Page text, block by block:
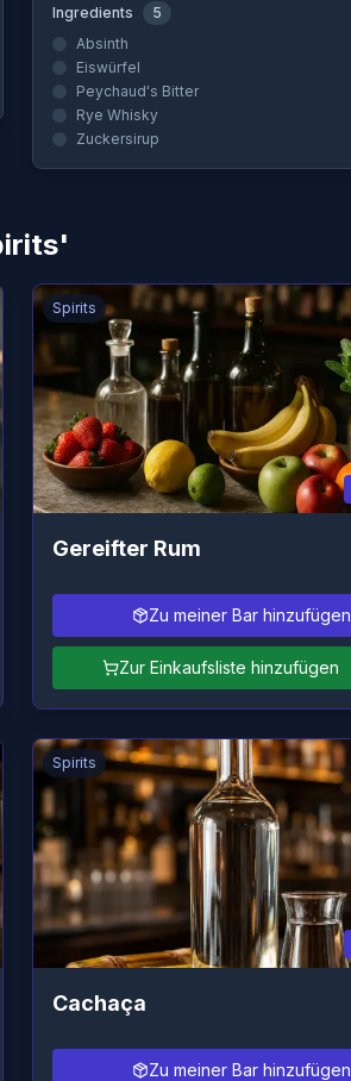
Ingredients
5
Absinth
Eiswürfel
Peychaud's Bitter
Rye Whisky
Zuckersirup
Spirits
Gereifter Rum
Zu meiner Bar hinzufügen
Zur Einkaufsliste hinzufügen
Spirits
Cachaça
Zu meiner Bar hinzufügen